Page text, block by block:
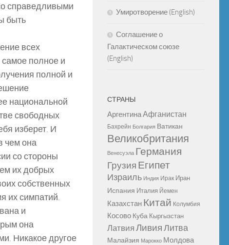
справедливыми
быть
всех
самое полное и
полной и
национальной
свободных
изберет. И
чем она
со стороны
их добрых
собственных
их симпатий.
и
она
Никакое другое
Умиротворение (English)
Соглашение о
Галактическом союзе
(English)
СТРАНЫ
АргентинаАфганистан
Бахрейн Болгария Ватикан
Великобритания
Венесуэла Германия
Грузия Египет
Израиль Индия Ирак Иран
Испания Италия Йемен
Казахстан Китай Колумбия
Косово Куба Кыргызстан
Латвия ЛивияЛитва
Малайзия Марокко Молдова